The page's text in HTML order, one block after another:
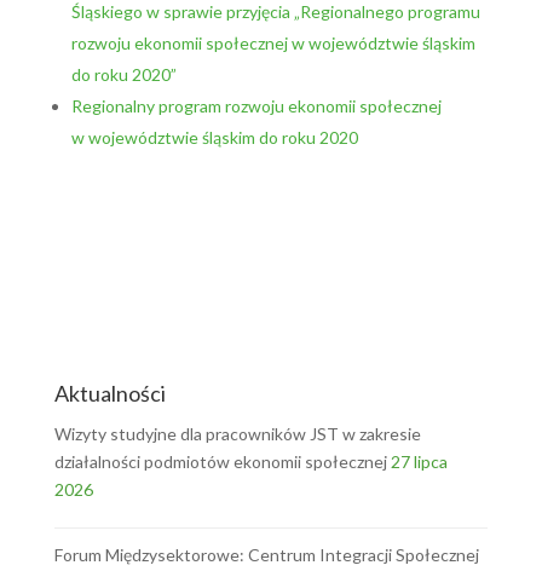
Śląskiego w sprawie przyjęcia „Regionalnego programu
rozwoju ekonomii społecznej w województwie śląskim
do roku 2020”
Regionalny program rozwoju ekonomii społecznej
w województwie śląskim do roku 2020
Aktualności
Wizyty studyjne dla pracowników JST w zakresie
działalności podmiotów ekonomii społecznej 27 lipca
2026
Forum Międzysektorowe: Centrum Integracji Społecznej